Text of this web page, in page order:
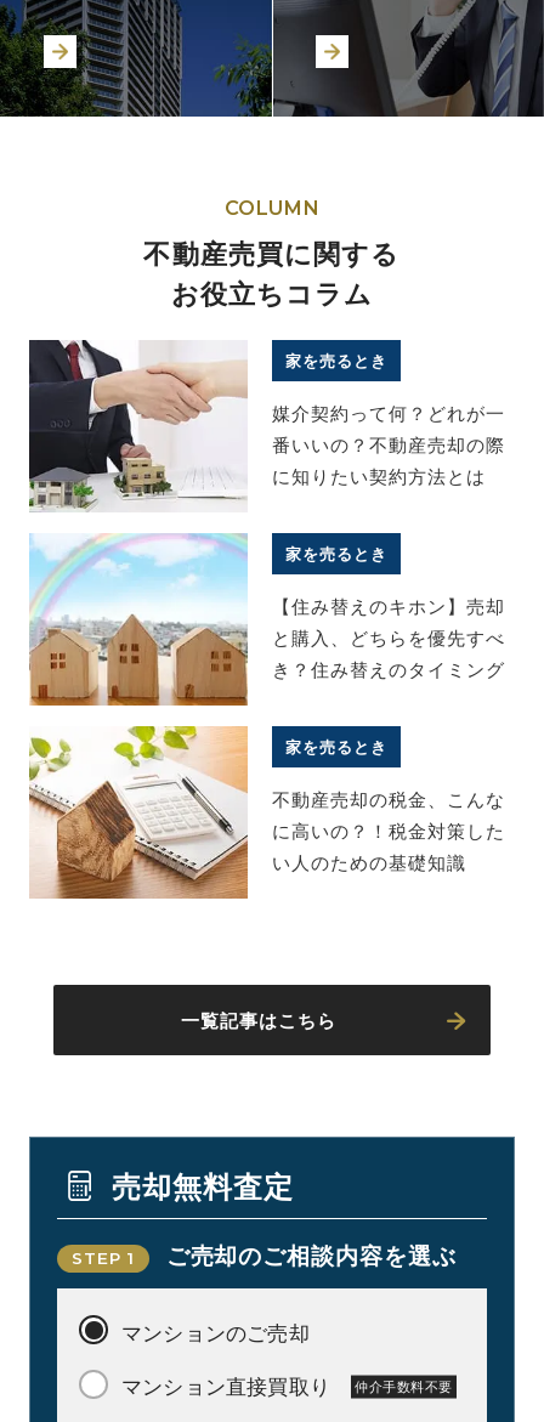
COLUMN
不動産売買に関する
お役立ちコラム
家を売るとき
媒介契約って何？どれが一
番いいの？不動産売却の際
に知りたい契約方法とは
家を売るとき
【住み替えのキホン】売却
と購入、どちらを優先すべ
き？住み替えのタイミング
家を売るとき
不動産売却の税金、こんな
に高いの？！税金対策した
い人のための基礎知識
一覧記事はこちら
売却無料査定
STEP 1 ご売却のご相談内容を選ぶ
マンションのご売却
マンション直接買取り
仲介手数料不要